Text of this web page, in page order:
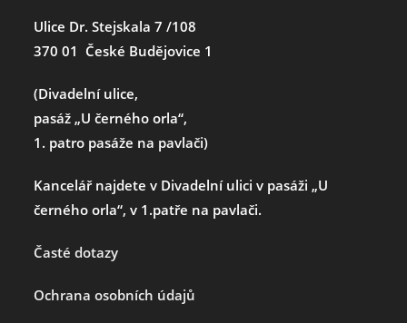
Ulice Dr. Stejskala 7 /108
370 01 České Budějovice 1
(Divadelní ulice,
pasáž „U černého orla“,
1. patro pasáže na pavlači)
Kancelář najdete v Divadelní ulici v pasáži „U
černého orla“, v 1.patře na pavlači.
Časté dotazy
Ochrana osobních údajů